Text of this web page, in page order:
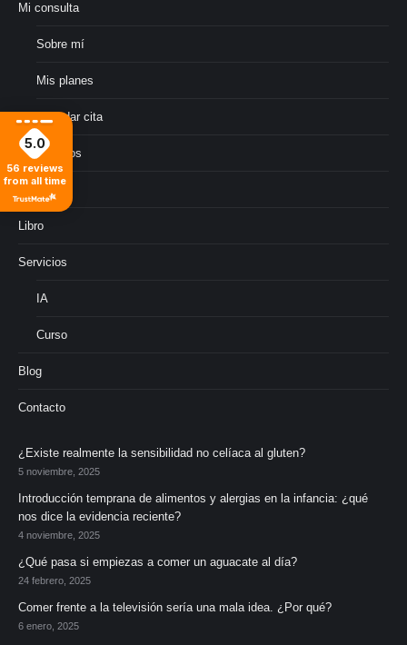
Mi consulta
Sobre mí
Mis planes
Agendar cita
Testimonios
Libro
Servicios
IA
Curso
Blog
Contacto
¿Existe realmente la sensibilidad no celíaca al gluten?
5 noviembre, 2025
Introducción temprana de alimentos y alergias en la infancia: ¿qué
nos dice la evidencia reciente?
4 noviembre, 2025
¿Qué pasa si empiezas a comer un aguacate al día?
24 febrero, 2025
Comer frente a la televisión sería una mala idea. ¿Por qué?
6 enero, 2025
5.0
56 reviews
from all time